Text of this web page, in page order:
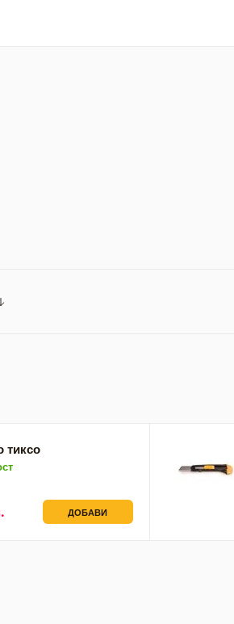
тиксо
ДОБАВИ